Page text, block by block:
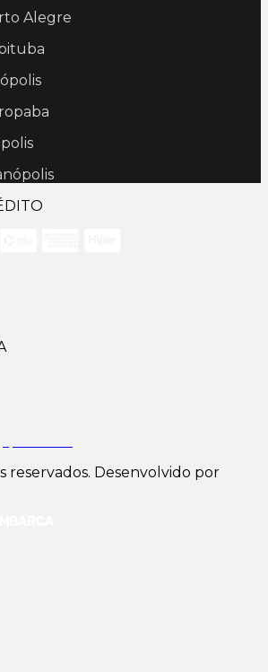
Alegre
reservados. Desenvolvido por